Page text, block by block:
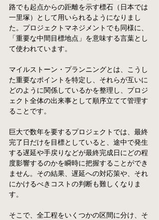
路でも起点からの距離を示す標石（日本では
一里塚）として用いられるようになりまし
た。プロジェクトマネジメントでも同様に、
「重要な中間目標地点」を意味する言葉とし
て使われています。
マイルストーン・プランニングとは、こうし
た重要なポイントを特定し、それらが互いに
どのように関係しているかを整理し、プロジ
ェクト全体の出来事として順序立てて管理す
ることです。
巨大で数年を要するプロジェクトでは、最終
完了日だけを目標としていると、途中で発生
する遅延や手戻りなどが最終完成日にどの程
度影響するのかを瞬時に把握することができ
ません。その結果、遅延への対応策や、それ
にかけるべきコストの判断も難しくなりま
す。
そこで、全工程をいくつかの区間に分け、そ